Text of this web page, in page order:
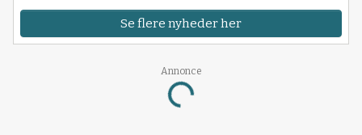
Se flere nyheder her
Annonce
Loading...